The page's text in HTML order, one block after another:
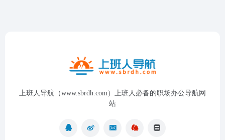
上班人导航（www.sbrdh.com）上班人必备的职场办公导航网
站